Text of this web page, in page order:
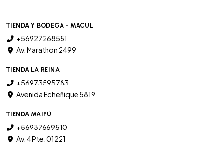
TIENDA Y BODEGA - MACUL
+56927268551
Av. Marathon 2499
TIENDA LA REINA
+56973595783
Avenida Echeñique 5819
TIENDA MAIPÚ
+56937669510
Av. 4 Pte. 01221